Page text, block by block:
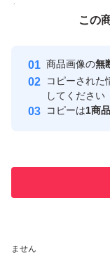
付与しています
安心取引出品者
取引実績
ません
この
商品画像の無
コピーされた
してください
コピーは1商
この商品をみてい